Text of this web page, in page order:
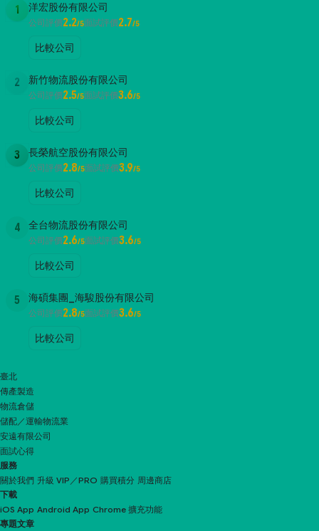
1 洋宏股份有限公司
公司評價2.2/5面試評價2.7/5
比較公司
2 新竹物流股份有限公司
公司評價2.5/5面試評價3.6/5
比較公司
3 長榮航空股份有限公司
公司評價2.8/5面試評價3.9/5
比較公司
4 全台物流股份有限公司
公司評價2.6/5面試評價3.6/5
比較公司
5 海碩集團_海駿股份有限公司
公司評價2.8/5面試評價3.6/5
比較公司
臺北
傳產製造
物流倉儲
儲配／運輸物流業
安遠有限公司
面試心得
服務
關於我們 升級 VIP／PRO 購買積分 周邊商店
下載
iOS App Android App Chrome 擴充功能
專題文章